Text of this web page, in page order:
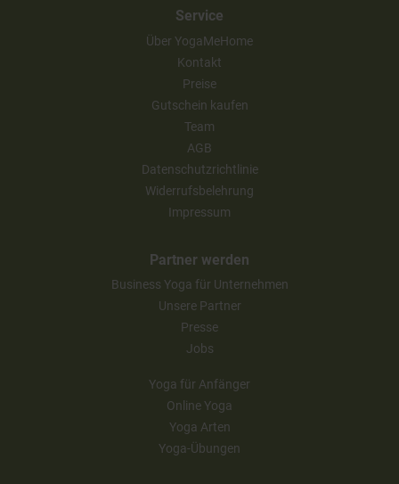
Service
Über YogaMeHome
Kontakt
Preise
Gutschein kaufen
Team
AGB
Datenschutzrichtlinie
Widerrufsbelehrung
Impressum
Partner werden
Business Yoga für Unternehmen
Unsere Partner
Presse
Jobs
Yoga für Anfänger
Online Yoga
Yoga Arten
Yoga-Übungen